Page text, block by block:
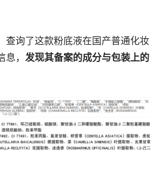
查询了这款粉底液在国产普通化妆
， 发现其备案的成分与包装上的